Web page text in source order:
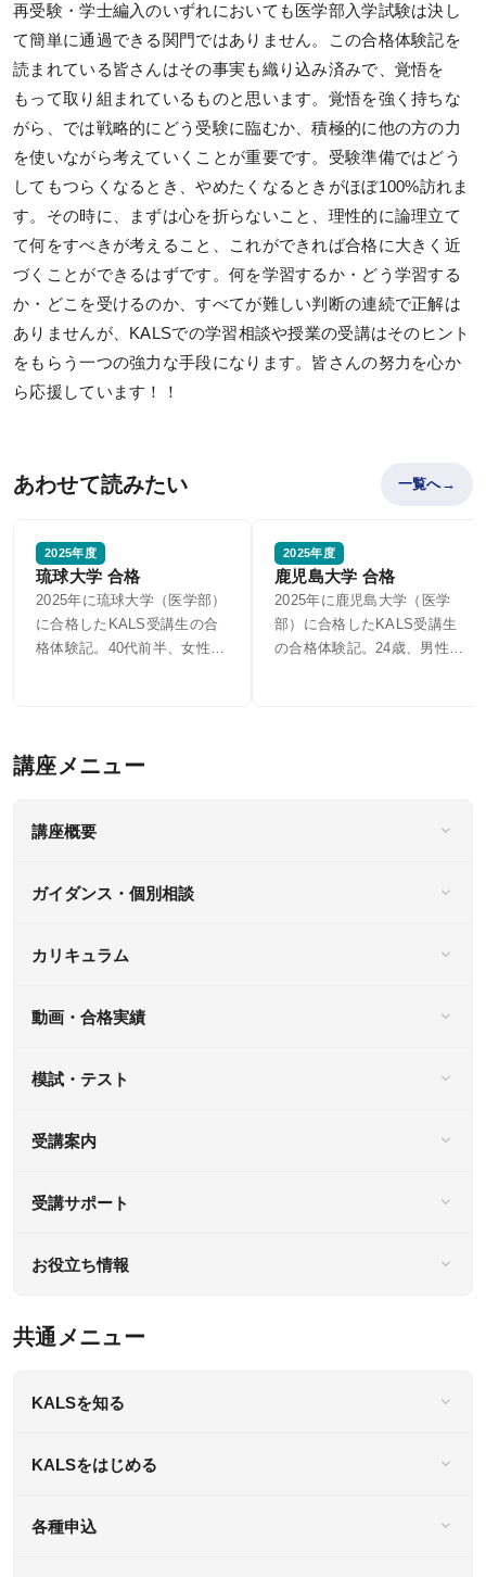
再受験・学士編入のいずれにおいても医学部入学試験は決し
て簡単に通過できる関門ではありません。この合格体験記を
読まれている皆さんはその事実も織り込み済みで、覚悟を
もって取り組まれているものと思います。覚悟を強く持ちな
がら、では戦略的にどう受験に臨むか、積極的に他の方の力
を使いながら考えていくことが重要です。受験準備ではどう
してもつらくなるとき、やめたくなるときがほぼ100%訪れま
す。その時に、まずは心を折らないこと、理性的に論理立て
て何をすべきが考えること、これができれば合格に大きく近
づくことができるはずです。何を学習するか・どう学習する
か・どこを受けるのか、すべてが難しい判断の連続で正解は
ありませんが、KALSでの学習相談や授業の受講はそのヒント
をもらう一つの強力な手段になります。皆さんの努力を心か
ら応援しています！！
あわせて読みたい 一覧へ
2025年度
琉球大学 合格
2025年に琉球大学（医学部）
に合格したKALS受講生の合
格体験記。40代前半、女性。
2025年度
鹿児島大学 合格
2025年に鹿児島大学（医学
部）に合格したKALS受講生
の合格体験記。24歳、男性。
講座概要
ガイダンス・個別相談
カリキュラム
動画・合格実績
模試・テスト
受講案内
受講サポート
お役立ち情報
共通メニュー
KALSを知る
KALSをはじめる
各種申込